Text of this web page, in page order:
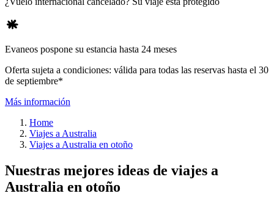
Evaneos pospone su estancia hasta 24 meses
Oferta sujeta a condiciones: válida para todas las reservas hasta el 30
de septiembre*
Más información
Home
Viajes a Australia
Viajes a Australia en otoño
Nuestras mejores ideas de viajes a
Australia en otoño